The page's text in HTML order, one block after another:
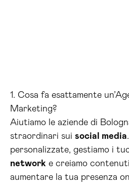
1. Cosa fa esattamente
Marketing?
Aiutiamo le aziende di
straordinari sui social media
personalizzate, gestiamo i
network e creiamo
aumentare la tua presenza